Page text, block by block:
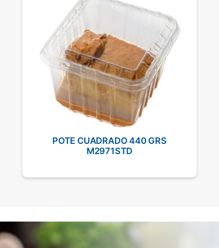
POTE CUADRADO 440 GRS
M2971STD